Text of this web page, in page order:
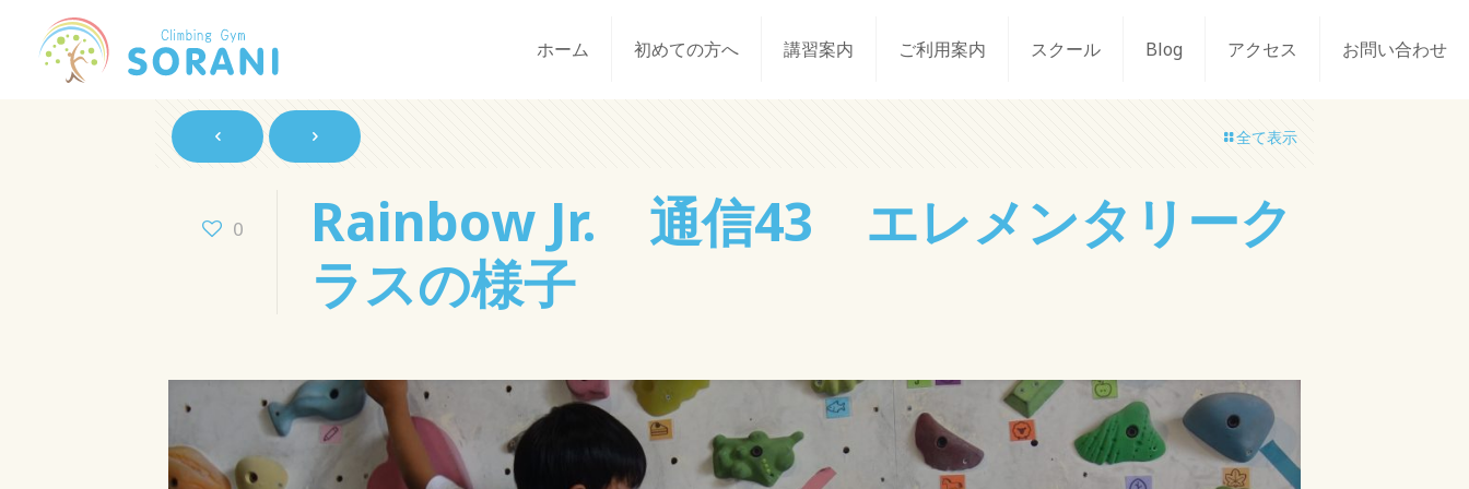
ホーム 初めての方へ 講習案内 ご利用案内 スクール Blog アクセス お問い合わせ
全て表示
0
Rainbow Jr. 通信43 エレメンタリーク
ラスの様子